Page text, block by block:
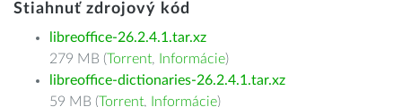
Stiahnuť zdrojový kód
libreoffice-26.2.4.1.tar.xz
279 MB (Torrent, Informácie)
libreoffice-dictionaries-26.2.4.1.tar.xz
59 MB (Torrent, Informácie)